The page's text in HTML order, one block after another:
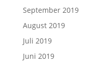
September 2019
August 2019
Juli 2019
Juni 2019